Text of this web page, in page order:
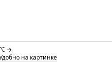
⌥ →
на картинке